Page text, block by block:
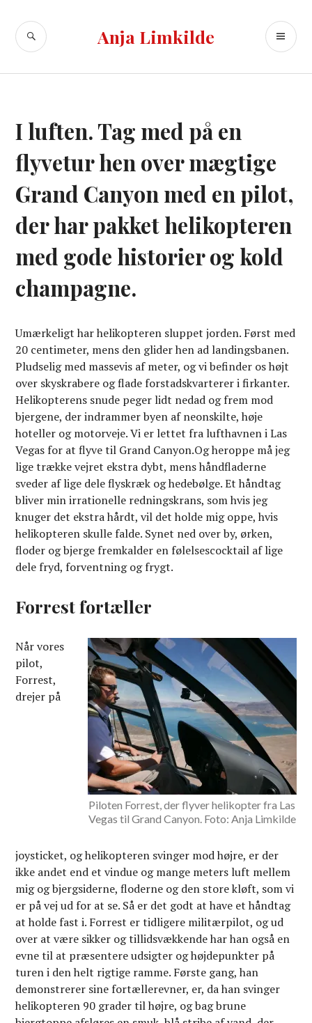
indhold
Anja Limkilde
SØG
I luften. Tag med på en
flyvetur hen over mægtige
Grand Canyon med en pilot,
der har pakket helikopteren
med gode historier og kold
champagne.
Umærkeligt har helikopteren sluppet jorden. Først med
20 centimeter, mens den glider hen ad landingsbanen.
Pludselig med massevis af meter, og vi befinder os højt
over skyskrabere og flade forstadskvarterer i firkanter.
Helikopterens snude peger lidt nedad og frem mod
bjergene, der indrammer byen af neonskilte, høje
hoteller og motorveje. Vi er lettet fra lufthavnen i Las
Vegas for at flyve til Grand Canyon.Og heroppe må jeg
lige trække vejret ekstra dybt, mens håndfladerne
sveder af lige dele flyskræk og hedebølge. Et håndtag
bliver min irrationelle redningskrans, som hvis jeg
knuger det ekstra hårdt, vil det holde mig oppe, hvis
helikopteren skulle falde. Synet ned over by, ørken,
floder og bjerge fremkalder en følelsescocktail af lige
dele fryd, forventning og frygt.
Forrest fortæller
Piloten Forrest, der flyver helikopter fra Las
Vegas til Grand Canyon. Foto: Anja Limkilde
Når vores
pilot,
Forrest,
drejer på
joysticket, og helikopteren svinger mod højre, er der
ikke andet end et vindue og mange meters luft mellem
mig og bjergsiderne, floderne og den store kløft, som vi
er på vej ud for at se. Så er det godt at have et håndtag
at holde fast i. Forrest er tidligere militærpilot, og ud
over at være sikker og tillidsvækkende har han også en
evne til at præsentere udsigter og højdepunkter på
turen i den helt rigtige ramme. Første gang, han
demonstrerer sine fortællerevner, er, da han svinger
helikopteren 90 grader til højre, og bag brune